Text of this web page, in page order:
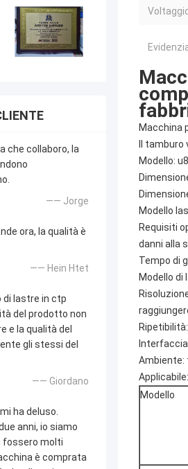
che collaboro, la
—— Jorge
ora, la qualità è
—— Hein Htet
di lastre in ctp
del prodotto non
e la qualità del
gli stessi del
—— Giordano
ha deluso.
anni, io siamo
fossero molti
è comprata
Macchina
Il
Modello:
Modello
Requisiti
danni alla
Tempo di
Modello di
Ambiente:
Modello